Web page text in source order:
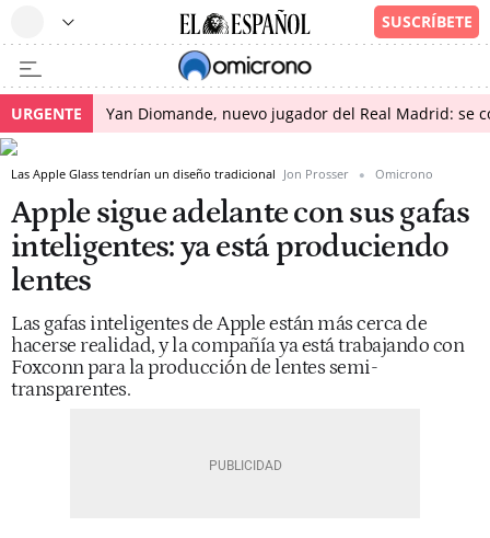
URGENTE Yan Diomande, nuevo jugador del Real Madrid: se
Las Apple Glass tendrían un diseño tradicional Jon Prosser Omicrono
Apple sigue adelante con sus gafas
inteligentes: ya está produciendo
lentes
Las gafas inteligentes de Apple están más cerca de
hacerse realidad, y la compañía ya está trabajando con
Foxconn para la producción de lentes semi-
transparentes.